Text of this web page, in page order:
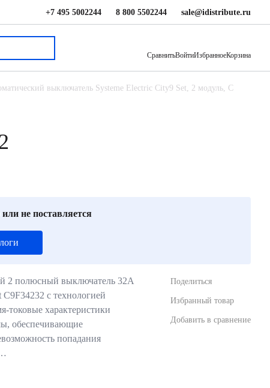
+7 495 5002244 8 800 5502244 sale@idistribute.ru
СравнитьВойтиИзбранноеКорзина
выключатель Systeme Electric City9 Set, 2 модуль, C
не поставляется
2 полюсный выключатель 32А
с технологией
токовые характеристики
обеспечивающие
попадания
Поделиться
Избранный товар
Добавить в сравнение